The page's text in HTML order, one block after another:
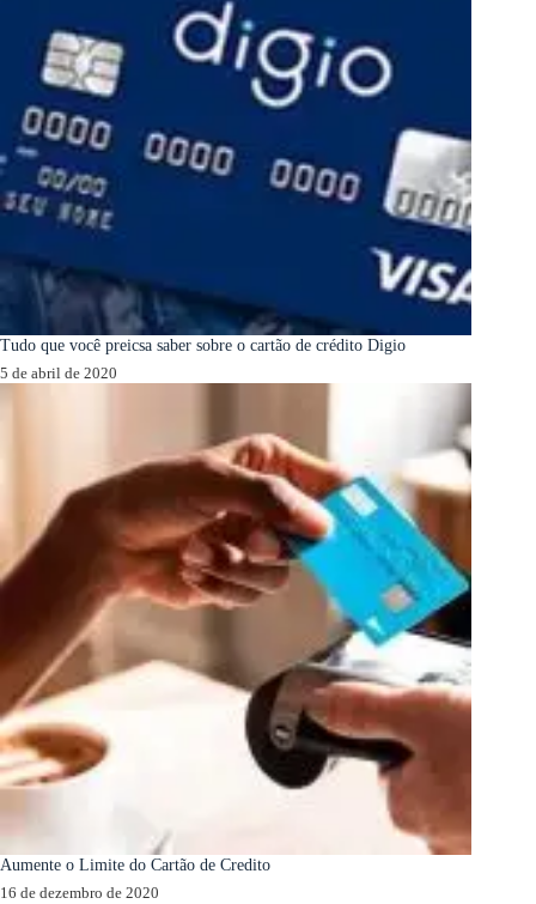
Tudo que você preicsa saber sobre o cartão de crédito Digio
5 de abril de 2020
Aumente o Limite do Cartão de Credito
16 de dezembro de 2020